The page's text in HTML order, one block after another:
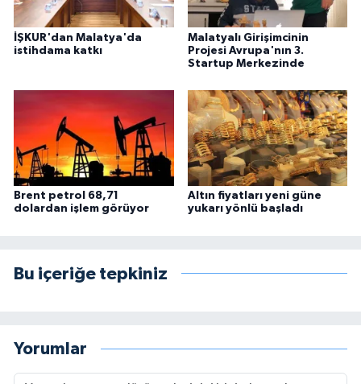
İŞKUR'dan Malatya'da
istihdama katkı
Malatyalı Girişimcinin
Projesi Avrupa'nın 3.
Startup Merkezinde
Brent petrol 68,71
dolardan işlem görüyor
Altın fiyatları yeni güne
yukarı yönlü başladı
Bu içeriğe tepkiniz
Yorumlar